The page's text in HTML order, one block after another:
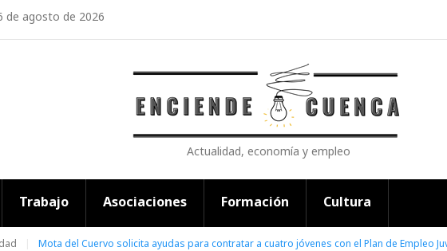
de agosto de 2026
Actualidad, economía y empleo
Trabajo Asociaciones Formación Cultura
Mota del Cuervo solicita ayudas para contratar a cuatro jóvenes con el Plan de Empleo